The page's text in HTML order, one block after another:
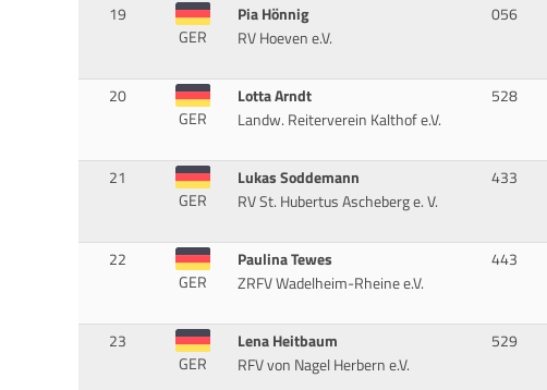
19
GER
Pia Hönnig
RV Hoeven e.V.
056
20
GER
Lotta Arndt
Landw. Reiterverein Kalthof e.V.
528
21
GER
Lukas Soddemann
RV St. Hubertus Ascheberg e. V.
433
22
GER
Paulina Tewes
ZRFV Wadelheim-Rheine e.V.
443
23
GER
Lena Heitbaum
RFV von Nagel Herbern e.V.
529